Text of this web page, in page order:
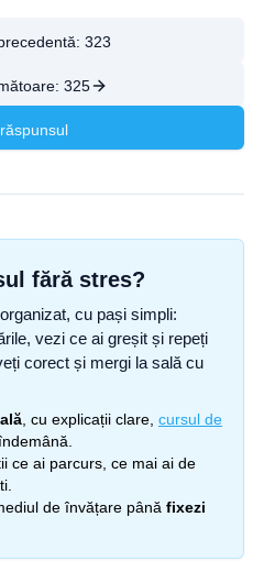
323
325
fără stres?
cu pași simpli:
vezi ce ai greșit și repeți
corect și mergi la sală cu
, cu explicații clare, cursul de
ce ai parcurs, ce mai ai de
de învățare până fixezi